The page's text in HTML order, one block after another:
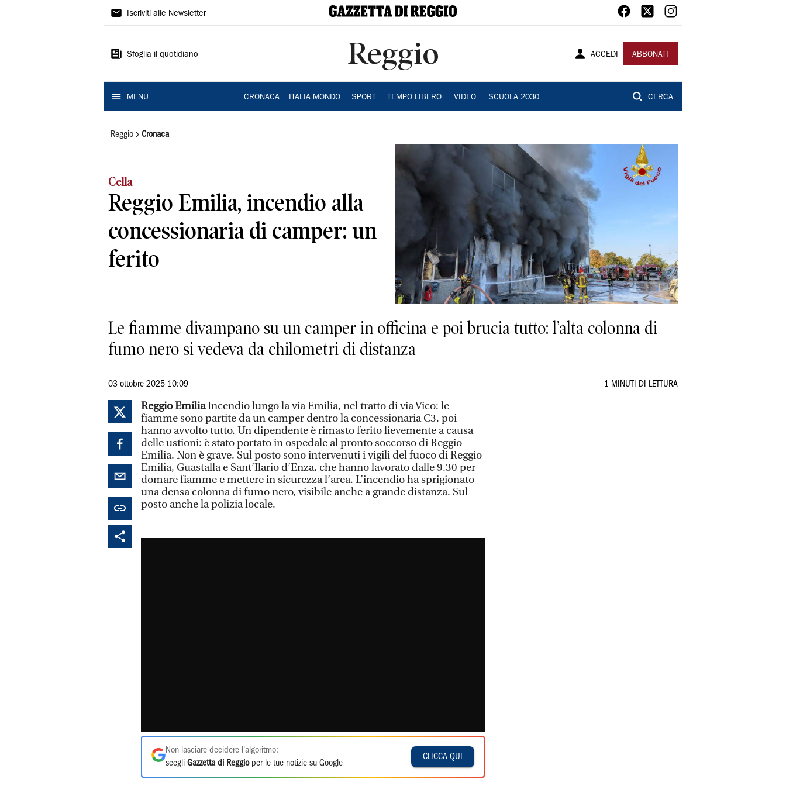
Gazzetta
Reggio
Iscriviti alle Newsletter
Sfoglia il quotidiano Reggio ACCEDI ABBONATI
MENU CRONACA ITALIA MONDO SPORT TEMPO LIBERO VIDEO SCUOLA 2030 CERCA
Reggio Cronaca
Cella
Reggio Emilia, incendio alla
concessionaria di camper: un
ferito
Le fiamme divampano su un camper in officina e poi brucia tutto: l’alta colonna di
fumo nero si vedeva da chilometri di distanza
03 ottobre 2025 10:09 1 MINUTI DI LETTURA
Reggio EmiliaIncendio lungo la via Emilia, nel tratto di via Vico: le
fiamme sono partite da un camper dentro la concessionaria C3, poi
hanno avvolto tutto. Un dipendente è rimasto ferito lievemente a causa
delle ustioni: è stato portato in ospedale al pronto soccorso di Reggio
Emilia. Non è grave. Sul posto sono intervenuti i vigili del fuoco di Reggio
Emilia, Guastalla e Sant’Ilario d’Enza, che hanno lavorato dalle 9.30 per
domare fiamme e mettere in sicurezza l’area. L’incendio ha sprigionato
una densa colonna di fumo nero, visibile anche a grande distanza. Sul
posto anche la polizia locale.
Non lasciare decidere l'algoritmo:
scegli Gazzetta di Reggioper le tue notizie su Google
CLICCA QUI